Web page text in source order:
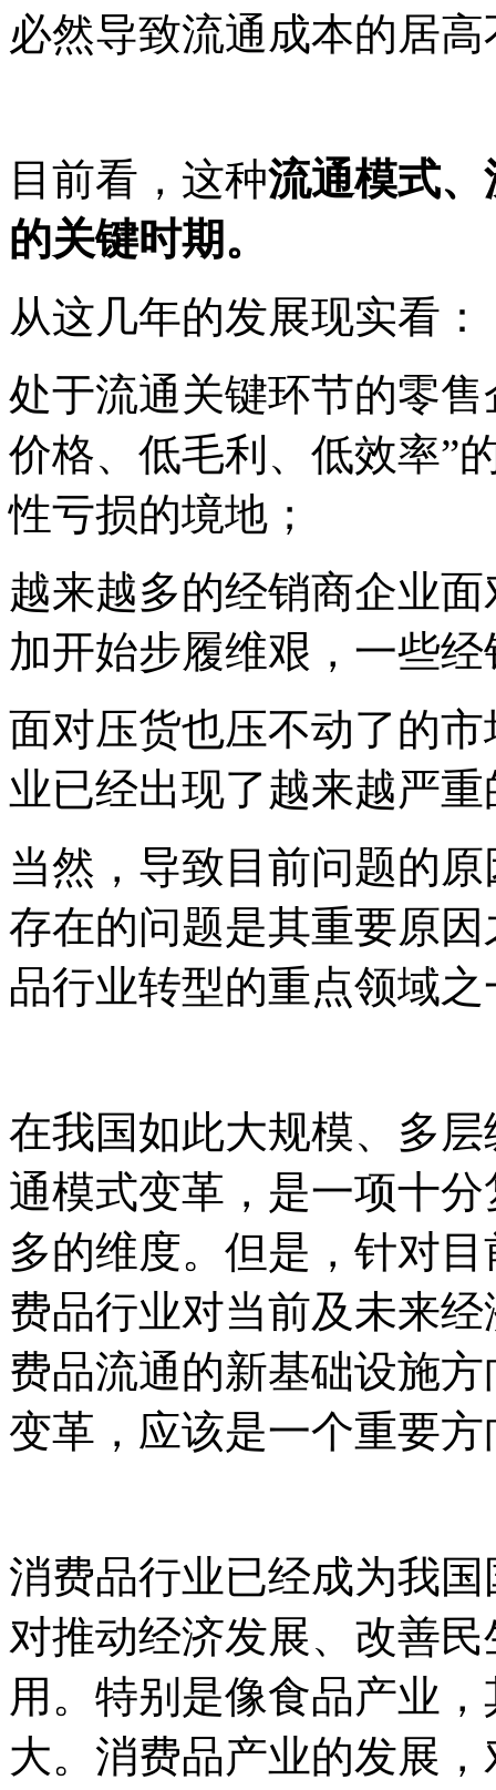
必然导致流通成本的居
目前看，这种流通模式
的关键时期。
从这几年的发展现实看：
处于流通关键环节的零
价格、低毛利、低效率”
性亏损的境地；
越来越多的经销商企业
加开始步履维艰，一些
面对压货也压不动了的
业已经出现了越来越严
当然，导致目前问题的
存在的问题是其重要原
品行业转型的重点领域之
在我国如此大规模、多
通模式变革，是一项十
多的维度。但是，针对
费品行业对当前及未来
费品流通的新基础设施
变革，应该是一个重要方
消费品行业已经成为我
对推动经济发展、改善
用。特别是像食品产业
大。消费品产业的发展